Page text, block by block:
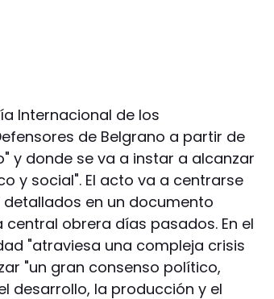
Internacional de los
de Belgrano a partir de
y donde se va a instar a alcanzar
y social". El acto va a centrarse
en un documento
obrera días pasados. En el
"atraviesa una compleja crisis
"un gran consenso político,
desarrollo, la producción y el